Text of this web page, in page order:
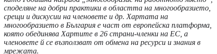
споделяне на добри практики в областта на многообразието,
срещи и дискусии на членовете и др. Хартата на
многообразието в България е част от европейска платформа,
която обединява Хартите в 26 страни-членки на ЕС, а
членовете й се възползват от обмена на ресурси и знания в
мрежата.